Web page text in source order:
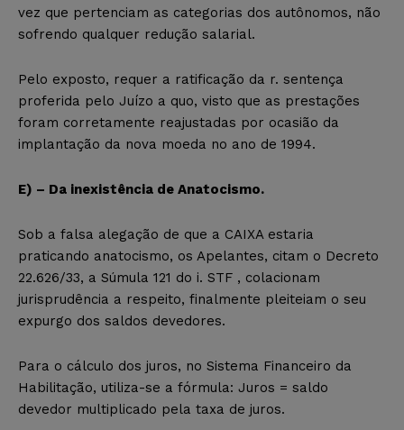
vez que pertenciam as categorias dos autônomos, não
sofrendo qualquer redução salarial.
Pelo exposto, requer a ratificação da r. sentença
proferida pelo Juízo a quo, visto que as prestações
foram corretamente reajustadas por ocasião da
implantação da nova moeda no ano de 1994.
E) – Da inexistência de Anatocismo.
Sob a falsa alegação de que a CAIXA estaria
praticando anatocismo, os Apelantes, citam o Decreto
22.626/33, a Súmula 121 do i. STF , colacionam
jurisprudência a respeito, finalmente pleiteiam o seu
expurgo dos saldos devedores.
Para o cálculo dos juros, no Sistema Financeiro da
Habilitação, utiliza-se a fórmula: Juros = saldo
devedor multiplicado pela taxa de juros.